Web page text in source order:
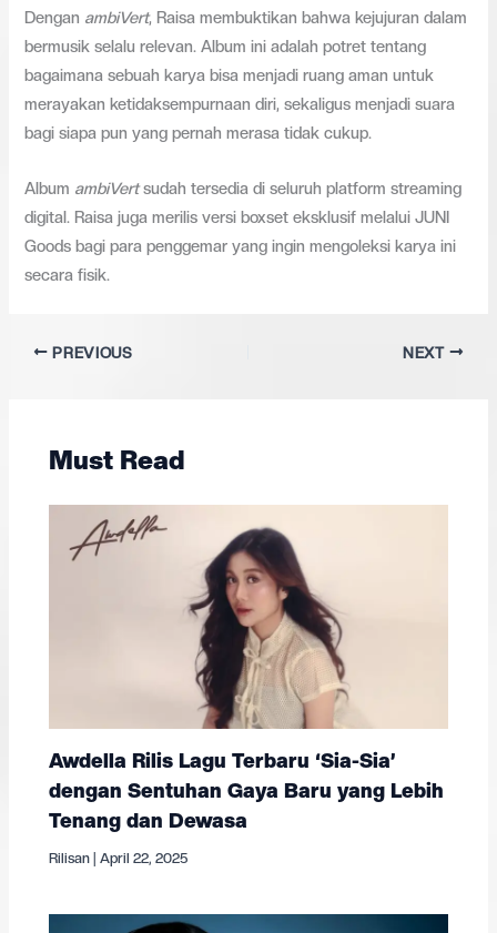
Dengan ambiVert, Raisa membuktikan bahwa kejujuran dalam
bermusik selalu relevan. Album ini adalah potret tentang
bagaimana sebuah karya bisa menjadi ruang aman untuk
merayakan ketidaksempurnaan diri, sekaligus menjadi suara
bagi siapa pun yang pernah merasa tidak cukup.
Album ambiVertsudah tersedia di seluruh platform streaming
digital. Raisa juga merilis versi boxset eksklusif melalui JUNI
Goods bagi para penggemar yang ingin mengoleksi karya ini
secara fisik.
PREVIOUS NEXT
Must Read
Awdella Rilis Lagu Terbaru ‘Sia-Sia’
dengan Sentuhan Gaya Baru yang Lebih
Tenang dan Dewasa
Rilisan |April 22, 2025